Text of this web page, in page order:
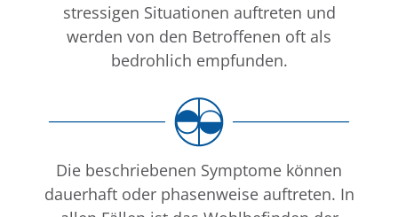
stressigen Situationen auftreten und
werden von den Betroffenen oft als
bedrohlich empfunden.
Die beschriebenen Symptome können
dauerhaft oder phasenweise auftreten. In